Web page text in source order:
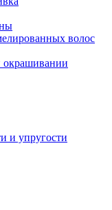
волос
окрашивании
и упругости